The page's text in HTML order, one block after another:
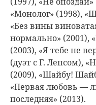
«Монолог» (1998),
«Без вины
нормально» (2001),
(2003), «Я тебе не
(дуэт с Г. Лепсом),
(2009), «Шайбу!
«Первая любовь —
последняя» (2013).